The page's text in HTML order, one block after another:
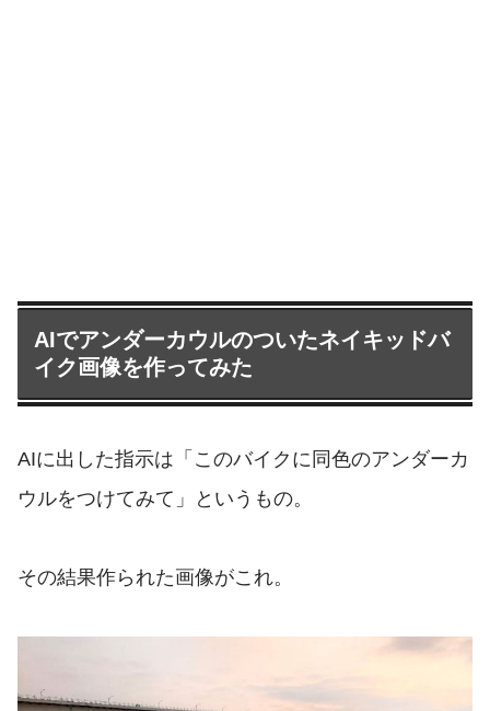
AIでアンダーカウルのついたネイキッドバ
イク画像を作ってみた
AIに出した指示は「このバイクに同色のアンダーカ
ウルをつけてみて」というもの。
その結果作られた画像がこれ。